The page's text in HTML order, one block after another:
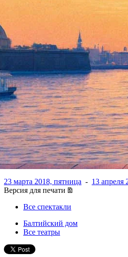
«Театральный
завершит
трилогию
дома»
23 марта 2018, пятница - 13 апреля
Версия для печати
Все спектакли
Балтийский дом
Все театры